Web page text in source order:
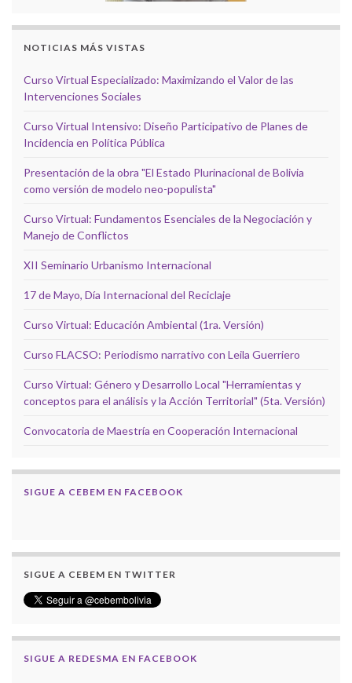
NOTICIAS MÁS VISTAS
Curso Virtual Especializado: Maximizando el Valor de las
Intervenciones Sociales
Curso Virtual Intensivo: Diseño Participativo de Planes de
Incidencia en Política Pública
Presentación de la obra "El Estado Plurinacional de Bolivia
como versión de modelo neo-populista"
Curso Virtual: Fundamentos Esenciales de la Negociación y
Manejo de Conflictos
XII Seminario Urbanismo Internacional
17 de Mayo, Día Internacional del Reciclaje
Curso Virtual: Educación Ambiental (1ra. Versión)
Curso FLACSO: Periodismo narrativo con Leila Guerriero
Curso Virtual: Género y Desarrollo Local "Herramientas y
conceptos para el análisis y la Acción Territorial" (5ta. Versión)
Convocatoria de Maestría en Cooperación Internacional
SIGUE A CEBEM EN FACEBOOK
SIGUE A CEBEM EN TWITTER
SIGUE A REDESMA EN FACEBOOK